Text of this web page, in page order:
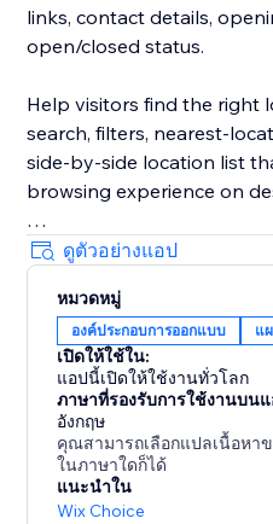
links, contact details,
open/closed status.
Help visitors find the right
search, filters, nearest-
side-by-side location list
browsing experience on
Create unlimited maps for
services, stores, dealers,
other use case. Manage
intuitive dashboard.
Trusted by thousands since
ดูตัวอย่างแอป
หมวดหมู่
องค์ประกอบการออกแบบ แ
เปิดให้ใช้ใน:
แอปนี้เปิดให้ใช้งานทั่วโลก
ภาษาที่รองรับการใช้งานบน
อังกฤษ
คุณสามารถเลือกแปลเนื้อหา
ในภาษาใดก็ได้
แนะนำใน
Wix Choice